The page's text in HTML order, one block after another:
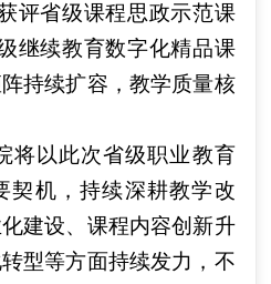
评省级课程思政示范课
继续教育数字化精品课
持续扩容，教学质量核
将以此次省级职业教育
契机，持续深耕教学改
建设、课程内容创新升
型等方面持续发力，不